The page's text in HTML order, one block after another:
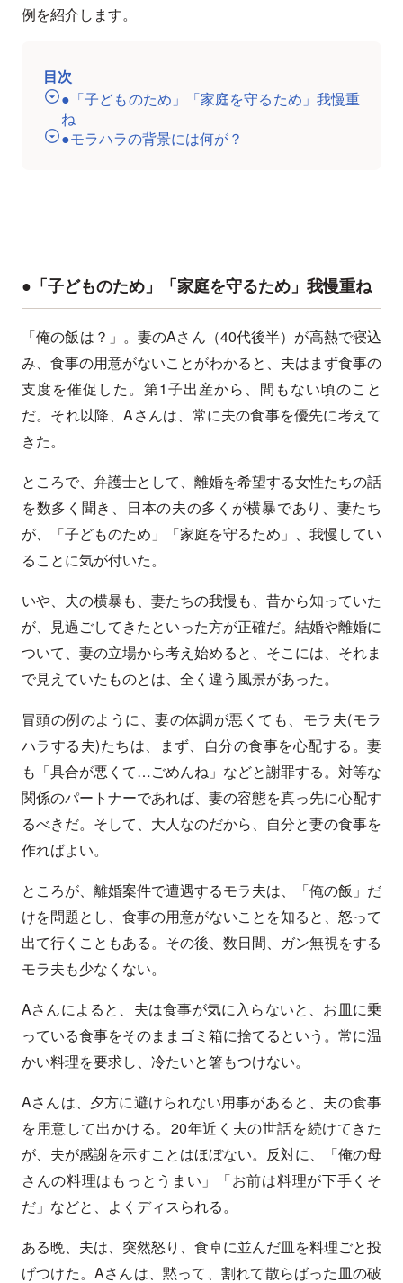
例を紹介します。
目次
●「子どものため」「家庭を守るため」我慢重
ね
●モラハラの背景には何が？
●「子どものため」「家庭を守るため」我慢重ね
「俺の飯は？」。妻のAさん（40代後半）が高熱で寝込
み、食事の用意がないことがわかると、夫はまず食事の
支度を催促した。第1子出産から、間もない頃のこと
だ。それ以降、Aさんは、常に夫の食事を優先に考えて
きた。
ところで、弁護士として、離婚を希望する女性たちの話
を数多く聞き、日本の夫の多くが横暴であり、妻たち
が、「子どものため」「家庭を守るため」、我慢してい
ることに気が付いた。
いや、夫の横暴も、妻たちの我慢も、昔から知っていた
が、見過ごしてきたといった方が正確だ。結婚や離婚に
ついて、妻の立場から考え始めると、そこには、それま
で見えていたものとは、全く違う風景があった。
冒頭の例のように、妻の体調が悪くても、モラ夫(モラ
ハラする夫)たちは、まず、自分の食事を心配する。妻
も「具合が悪くて…ごめんね」などと謝罪する。対等な
関係のパートナーであれば、妻の容態を真っ先に心配す
るべきだ。そして、大人なのだから、自分と妻の食事を
作ればよい。
ところが、離婚案件で遭遇するモラ夫は、「俺の飯」だ
けを問題とし、食事の用意がないことを知ると、怒って
出て行くこともある。その後、数日間、ガン無視をする
モラ夫も少なくない。
Aさんによると、夫は食事が気に入らないと、お皿に乗
っている食事をそのままゴミ箱に捨てるという。常に温
かい料理を要求し、冷たいと箸もつけない。
Aさんは、夕方に避けられない用事があると、夫の食事
を用意して出かける。20年近く夫の世話を続けてきた
が、夫が感謝を示すことはほぼない。反対に、「俺の母
さんの料理はもっとうまい」「お前は料理が下手くそ
だ」などと、よくディスられる。
ある晩、夫は、突然怒り、食卓に並んだ皿を料理ごと投
げつけた。Aさんは、黙って、割れて散らばった皿の破